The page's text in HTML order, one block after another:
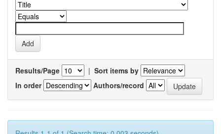
Results/Page | Sort items by
In order
Authors/record